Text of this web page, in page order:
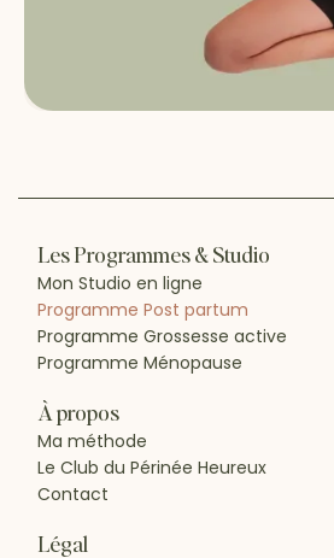
Les Programmes & Studio
Mon Studio en ligne
Programme Post partum
Programme Grossesse active
Programme Ménopause
À propos
Ma méthode
Le Club du Périnée Heureux
Contact
Légal